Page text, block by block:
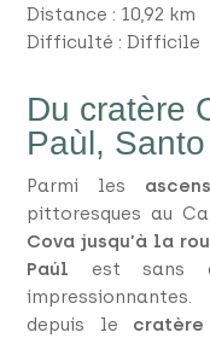
Distance : 10,92 km
Difficulté : Difficile
Du cratère
Paùl,
Parmi les
pittoresques au
Cova jusqu’à la
Paúl est sans
depuis le